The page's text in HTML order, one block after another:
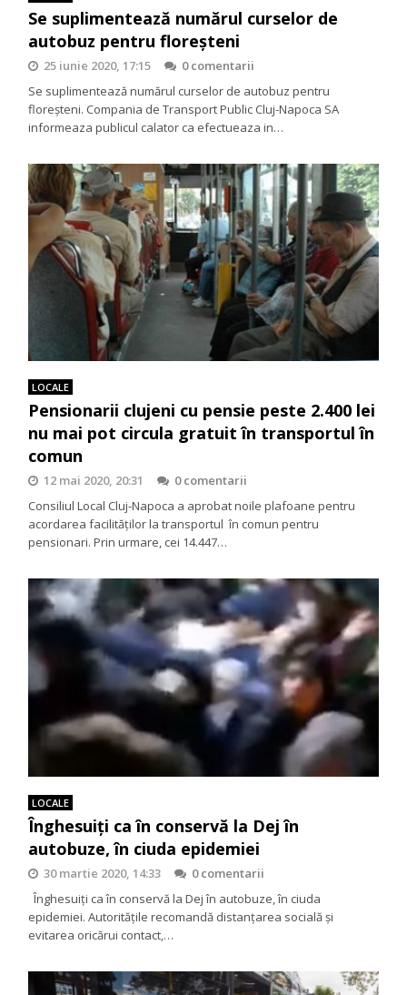
Se suplimentează numărul curselor de
autobuz pentru floreșteni
25 iunie 2020, 17:15
0 comentarii
Se suplimentează numărul curselor de autobuz pentru
floreșteni. Compania de Transport Public Cluj-Napoca SA
informeaza publicul calator ca efectueaza in…
LOCALE
Pensionarii clujeni cu pensie peste 2.400 lei
nu mai pot circula gratuit în transportul în
comun
12 mai 2020, 20:31
0 comentarii
Consiliul Local Cluj-Napoca a aprobat noile plafoane pentru
acordarea facilităților la transportul în comun pentru
pensionari. Prin urmare, cei 14.447…
LOCALE
Înghesuiți ca în conservă la Dej în
autobuze, în ciuda epidemiei
30 martie 2020, 14:33
0 comentarii
Înghesuiți ca în conservă la Dej în autobuze, în ciuda
epidemiei. Autoritățile recomandă distanțarea socială și
evitarea oricărui contact,…